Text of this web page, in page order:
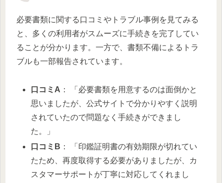
必要書類に関する口コミやトラブル事例を見てみる
と、多くの利用者がスムーズに手続きを完了してい
ることが分かります。一方で、書類不備によるトラ
ブルも一部報告されています。
口コミA ： 「必要書類を用意するのは面倒かと
思いましたが、公式サイトで分かりやすく説明
されていたので問題なく手続きができまし
た。」
口コミB ： 「印鑑証明書の有効期限が切れてい
たため、再度取得する必要がありましたが、カ
スタマーサポートが丁寧に対応してくれまし